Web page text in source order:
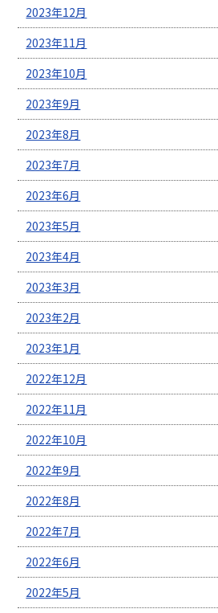
2023年12月
2023年11月
2023年10月
2023年9月
2023年8月
2023年7月
2023年6月
2023年5月
2023年4月
2023年3月
2023年2月
2023年1月
2022年12月
2022年11月
2022年10月
2022年9月
2022年8月
2022年7月
2022年6月
2022年5月